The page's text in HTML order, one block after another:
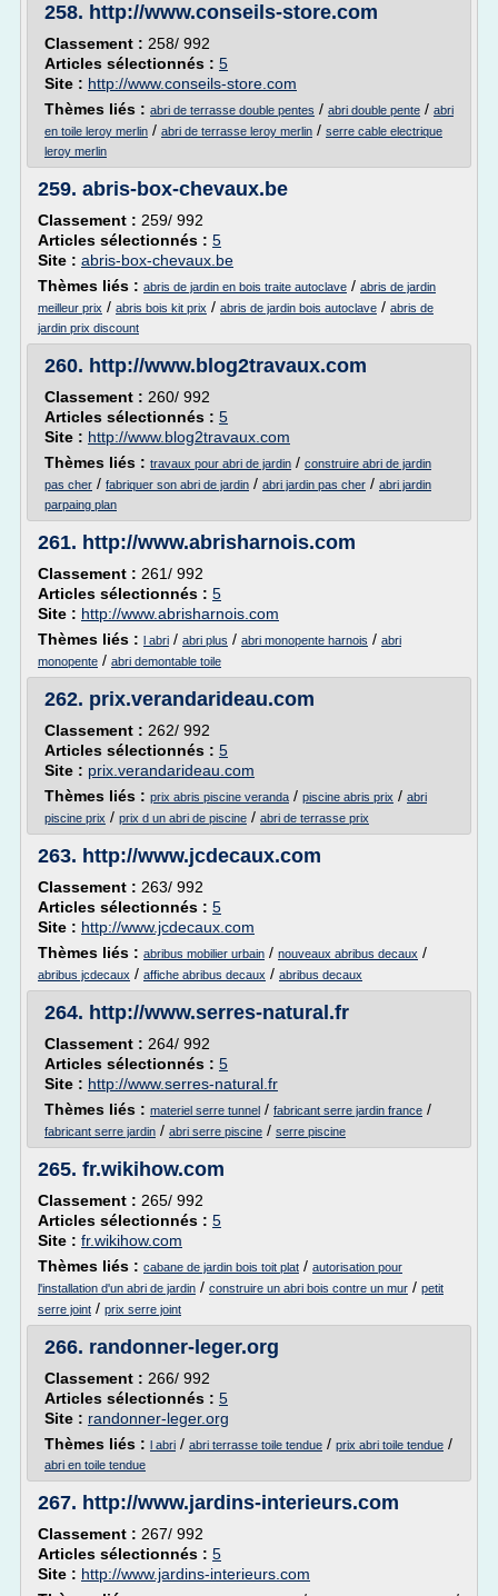
258. http://www.conseils-store.com
Classement : 258/ 992
Articles sélectionnés : 5
Site : http://www.conseils-store.com
Thèmes liés : abri de terrasse double pentes / abri double pente / abri
en toile leroy merlin / abri de terrasse leroy merlin / serre cable electrique
leroy merlin
259. abris-box-chevaux.be
Classement : 259/ 992
Articles sélectionnés : 5
Site : abris-box-chevaux.be
Thèmes liés : abris de jardin en bois traite autoclave / abris de jardin
meilleur prix / abris bois kit prix / abris de jardin bois autoclave / abris de
jardin prix discount
260. http://www.blog2travaux.com
Classement : 260/ 992
Articles sélectionnés : 5
Site : http://www.blog2travaux.com
Thèmes liés : travaux pour abri de jardin / construire abri de jardin
pas cher / fabriquer son abri de jardin / abri jardin pas cher / abri jardin
parpaing plan
261. http://www.abrisharnois.com
Classement : 261/ 992
Articles sélectionnés : 5
Site : http://www.abrisharnois.com
Thèmes liés : l abri / abri plus / abri monopente harnois / abri
monopente / abri demontable toile
262. prix.verandarideau.com
Classement : 262/ 992
Articles sélectionnés : 5
Site : prix.verandarideau.com
Thèmes liés : prix abris piscine veranda / piscine abris prix / abri
piscine prix / prix d un abri de piscine / abri de terrasse prix
263. http://www.jcdecaux.com
Classement : 263/ 992
Articles sélectionnés : 5
Site : http://www.jcdecaux.com
Thèmes liés : abribus mobilier urbain / nouveaux abribus decaux /
abribus jcdecaux / affiche abribus decaux / abribus decaux
264. http://www.serres-natural.fr
Classement : 264/ 992
Articles sélectionnés : 5
Site : http://www.serres-natural.fr
Thèmes liés : materiel serre tunnel / fabricant serre jardin france /
fabricant serre jardin / abri serre piscine / serre piscine
265. fr.wikihow.com
Classement : 265/ 992
Articles sélectionnés : 5
Site : fr.wikihow.com
Thèmes liés : cabane de jardin bois toit plat / autorisation pour
l'installation d'un abri de jardin / construire un abri bois contre un mur / petit
serre joint / prix serre joint
266. randonner-leger.org
Classement : 266/ 992
Articles sélectionnés : 5
Site : randonner-leger.org
Thèmes liés : l abri / abri terrasse toile tendue / prix abri toile tendue /
abri en toile tendue
267. http://www.jardins-interieurs.com
Classement : 267/ 992
Articles sélectionnés : 5
Site : http://www.jardins-interieurs.com